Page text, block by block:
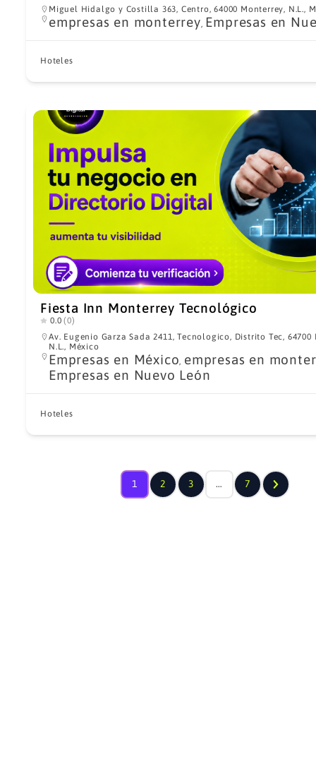
Miguel Hidalgo y Costilla 363, Centro, 64000 Monterrey, N.L.,
empresas en monterrey, Empresas en
Hoteles
Fiesta Inn Monterrey Tecnológico
0.0 (0)
Av. Eugenio Garza Sada 2411, Tecnologico, Distrito Tec, 64700
N.L., México
Empresas en México, empresas en
Empresas en Nuevo León
Hoteles
1 2 3 … 7